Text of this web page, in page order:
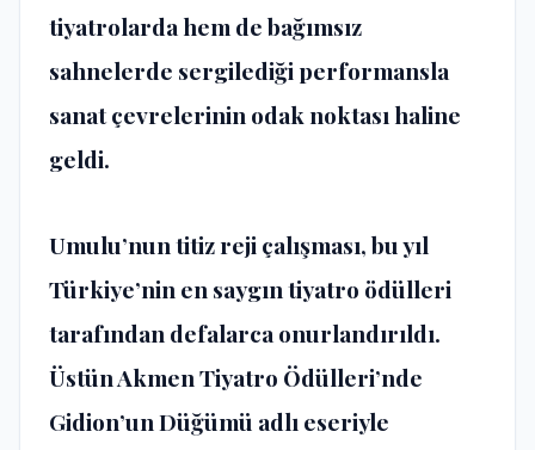
tiyatrolarda hem de bağımsız
sahnelerde sergilediği performansla
sanat çevrelerinin odak noktası haline
geldi.
Umulu’nun titiz reji çalışması, bu yıl
Türkiye’nin en saygın tiyatro ödülleri
tarafından defalarca onurlandırıldı.
Üstün Akmen Tiyatro Ödülleri’nde
Gidion’un Düğümü adlı eseriyle